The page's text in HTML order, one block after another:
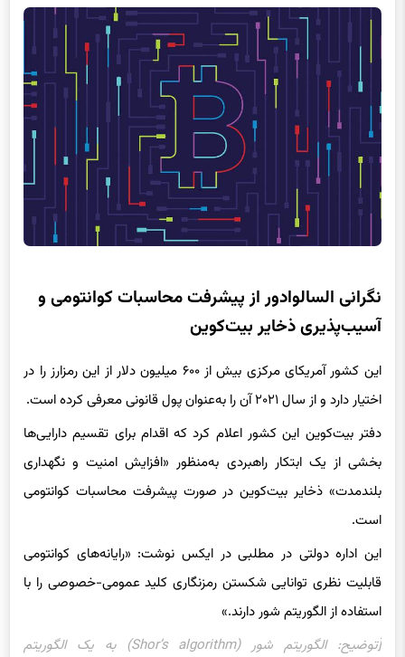
نگرانی السالوادور از پیشرفت محاسبات کوانتومی و
آسیب‌پذیری ذخایر بیت‌کوین
این کشور آمریکای مرکزی بیش از ۶۰۰ میلیون دلار از این رمزارز را در
اختیار دارد و از سال ۲۰۲۱ آن را به‌عنوان پول قانونی معرفی کرده است.
دفتر بیت‌کوین این کشور اعلام کرد که اقدام برای تقسیم دارایی‌ها
بخشی از یک ابتکار راهبردی به‌‌منظور «افزایش امنیت و نگهداری
بلندمدت» ذخایر بیت‌کوین در صورت پیشرفت محاسبات کوانتومی
است.
این اداره دولتی در مطلبی در ایکس نوشت: «رایانه‌های کوانتومی
قابلیت نظری توانایی شکستن رمزنگاری کلید عمومی‌-خصوصی را با
استفاده از الگوریتم شور دارند.»
[توضیح: الگوریتم شور (Shor’s algorithm) به یک الگوریتم